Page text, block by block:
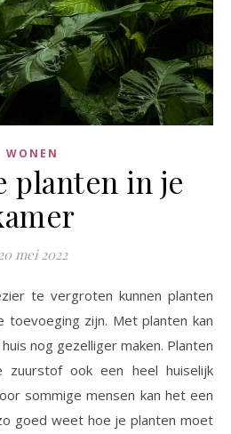
WONEN
planten in je
20 mei 2022
te vergroten kunnen planten
toevoeging zijn. Met planten kan
nog gezelliger maken. Planten
zuurstof ook een heel huiselijk
sommige mensen kan het een
goed weet hoe je planten moet